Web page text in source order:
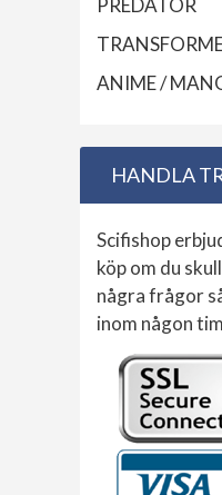
PREDATOR
ANIME /
HANDLA
Scifishop
köp om du
några frågor
inom någon